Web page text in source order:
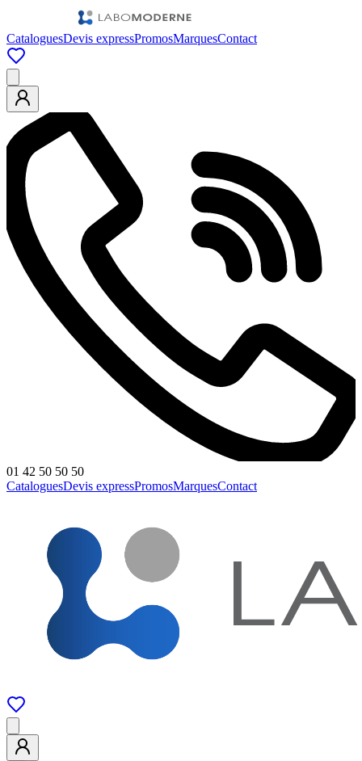
CataloguesDevis expressPromosMarquesContact
01 42 50 50 50
CataloguesDevis expressPromosMarquesContact